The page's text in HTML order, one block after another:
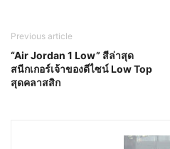
Previous article
“Air Jordan 1 Low” สีล่าสุด
สนีกเกอร์เจ้าของดีไซน์ Low Top
สุดคลาสสิก